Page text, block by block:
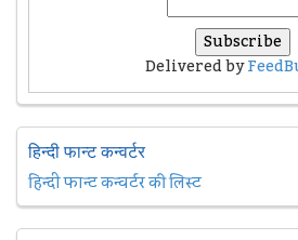
Delivered by
हिन्दी फान्ट कन्वर्टर
हिन्दी फान्ट कन्वर्टर की लिस्ट